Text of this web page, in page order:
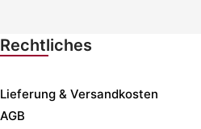
Rechtliches
Lieferung & Versandkosten
AGB